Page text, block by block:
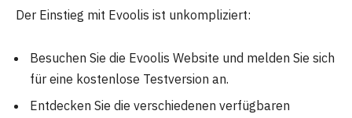
Der Einstieg mit Evoolis ist unkompliziert:
Besuchen Sie die Evoolis Website und melden Sie sich
für eine kostenlose Testversion an.
Entdecken Sie die verschiedenen verfügbaren